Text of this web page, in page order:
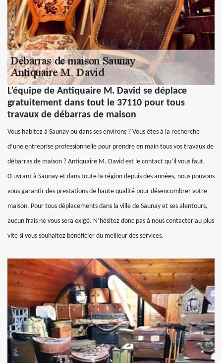
L’équipe de Antiquaire M. David se déplace
gratuitement dans tout le 37110 pour tous
travaux de débarras de maison
Vous habitez à Saunay ou dans ses environs ? Vous êtes à la recherche
d’une entreprise professionnelle pour prendre en main tous vos travaux de
débarras de maison ? Antiquaire M. David est le contact qu’il vous faut.
Œuvrant à Saunay et dans toute la région depuis des années, nous pouvons
vous garantir des prestations de haute qualité pour désencombrer votre
maison. Pour tous déplacements dans la ville de Saunay et ses alentours,
aucun frais ne vous sera exigé. N’hésitez donc pas à nous contacter au plus
vite si vous souhaitez bénéficier du meilleur des services.